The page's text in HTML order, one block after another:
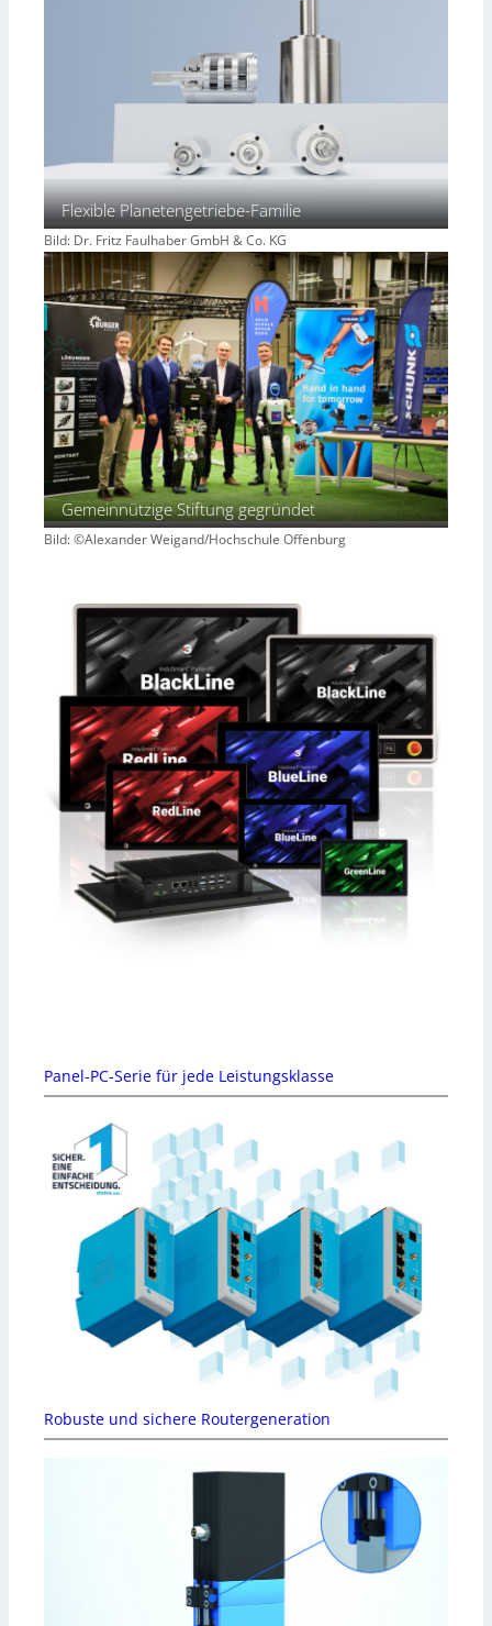
Flexible Planetengetriebe-Familie
Bild: Dr. Fritz Faulhaber GmbH & Co. KG
Gemeinnützige Stiftung gegründet
Bild: ©Alexander Weigand/Hochschule Offenburg
Panel-PC-Serie für jede Leistungsklasse
Robuste und sichere Routergeneration